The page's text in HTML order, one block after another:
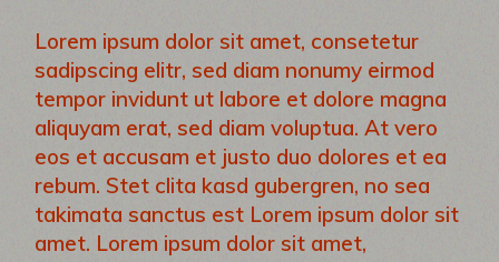
Lorem ipsum dolor sit amet, consetetur
sadipscing elitr, sed diam nonumy eirmod
tempor invidunt ut labore et dolore magna
aliquyam erat, sed diam voluptua. At vero
eos et accusam et justo duo dolores et ea
rebum. Stet clita kasd gubergren, no sea
takimata sanctus est Lorem ipsum dolor sit
amet. Lorem ipsum dolor sit amet,